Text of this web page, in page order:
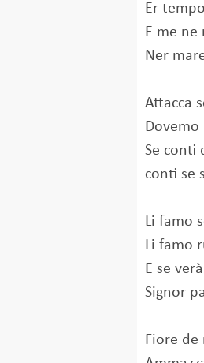
Er
E me
Ner
Attacca
Dovemo
Se conti
conti se
Li famo
Li famo
E se
Signor
Fiore de